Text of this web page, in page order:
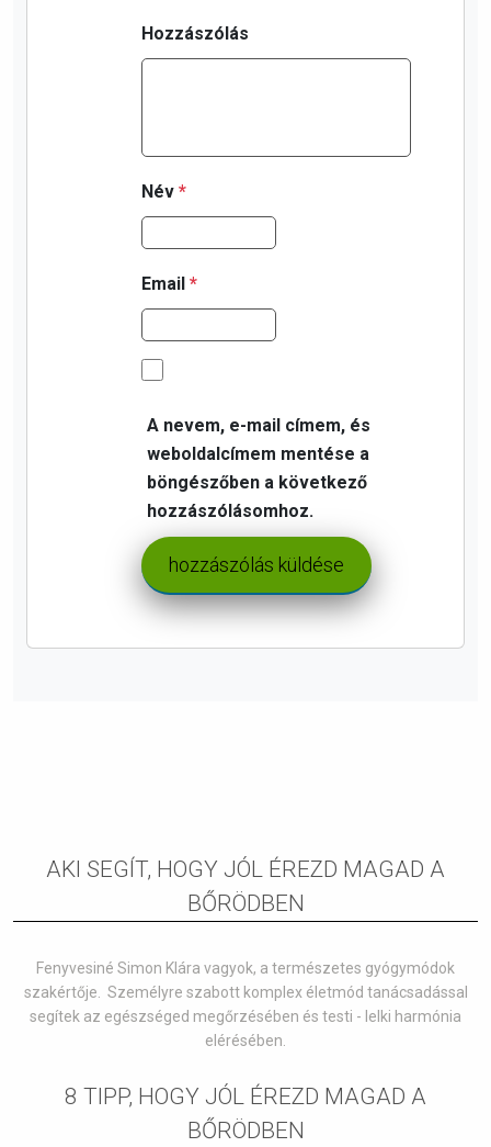
Hozzászólás
Név *
Email *
A nevem, e-mail címem, és
weboldalcímem mentése a
böngészőben a következő
hozzászólásomhoz.
AKI SEGÍT, HOGY JÓL ÉREZD MAGAD A
BŐRÖDBEN
Fenyvesiné Simon Klára vagyok, a természetes gyógymódok
szakértője. Személyre szabott komplex életmód tanácsadással
segítek az egészséged megőrzésében és testi - lelki harmónia
elérésében.
8 TIPP, HOGY JÓL ÉREZD MAGAD A
BŐRÖDBEN